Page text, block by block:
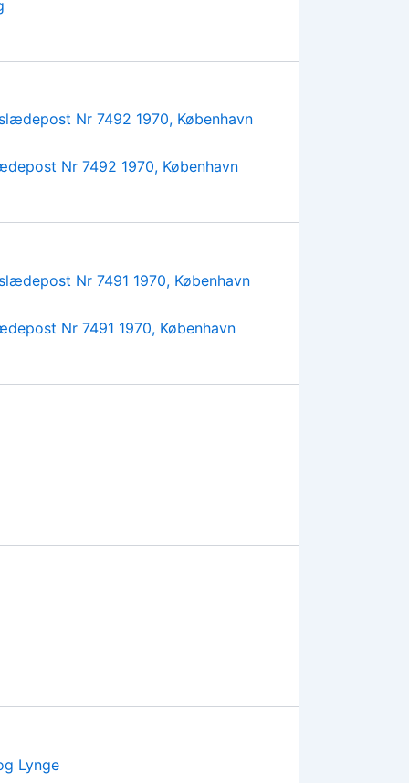
Nr 7492 1970, København
Nr 7491 1970, København